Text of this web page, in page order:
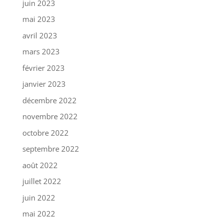
juin 2023
mai 2023
avril 2023
mars 2023
février 2023
janvier 2023
décembre 2022
novembre 2022
octobre 2022
septembre 2022
août 2022
juillet 2022
juin 2022
mai 2022